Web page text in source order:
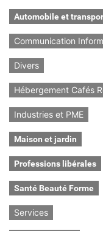
Automobile et
Communication
Divers
Hébergement Cafés
Industries et PME
Maison et jardin
Professions libérales
Santé Beauté Forme
Services